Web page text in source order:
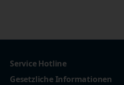
Service Hotline
Gesetzliche Informationen